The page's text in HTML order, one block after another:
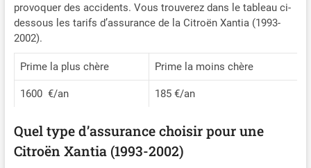
provoquer des accidents. Vous trouverez dans le tableau ci-
dessous les tarifs d’assurance de la Citroën Xantia (1993-
2002).
Prime la plus chère Prime la moins chère
1600 €/an 185 €/an
Quel type d’assurance choisir pour une
Citroën Xantia (1993-2002)